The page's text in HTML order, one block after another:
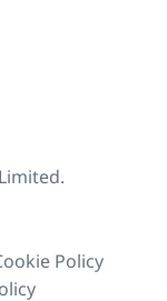
Policy